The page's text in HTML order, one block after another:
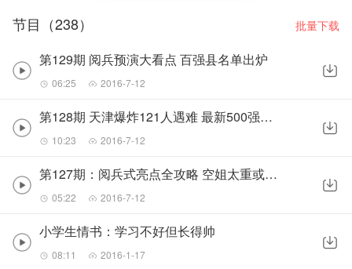
节目（238） 批量下载
第129期 阅兵预演大看点 百强县名单出炉
06:25 2016-7-12
第128期 天津爆炸121人遇难 最新500强企业诞生
10:23 2016-7-12
第127期：阅兵式亮点全攻略 空姐太重或被开
05:22 2016-7-12
小学生情书：学习不好但长得帅
08:11 2016-1-17